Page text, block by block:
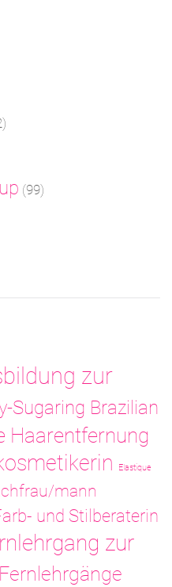
(99)
zur
Sugaring Brazilian
Haarentfernung
Elastique
mann
und Stilberaterin
zur
Fernlehrgänge